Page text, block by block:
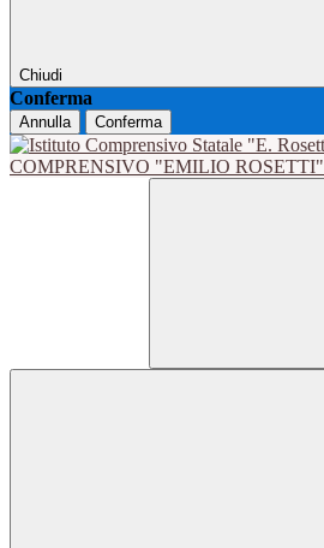
Chiudi
Conferma
Annulla Conferma
COMPRENSIVO "EMILIO ROSETTI"